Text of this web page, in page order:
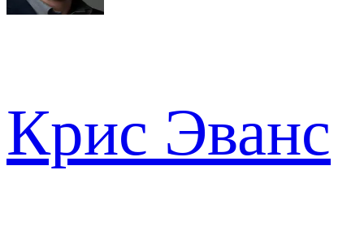
Крис Эванс